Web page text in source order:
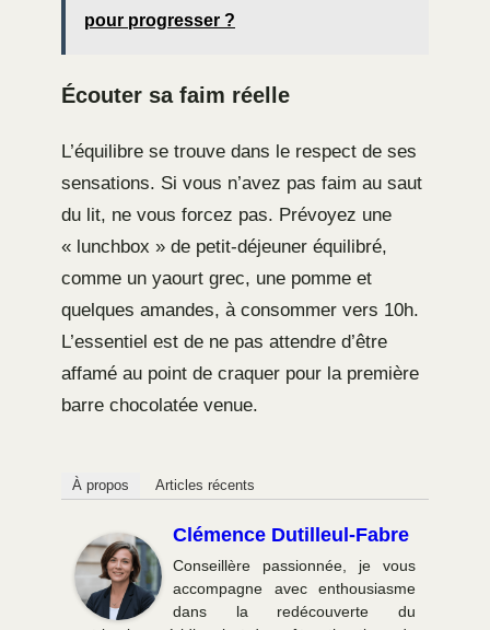
pour progresser ?
Écouter sa faim réelle
L’équilibre se trouve dans le respect de ses
sensations. Si vous n’avez pas faim au saut
du lit, ne vous forcez pas. Prévoyez une
« lunchbox » de petit-déjeuner équilibré,
comme un yaourt grec, une pomme et
quelques amandes, à consommer vers 10h.
L’essentiel est de ne pas attendre d’être
affamé au point de craquer pour la première
barre chocolatée venue.
À propos Articles récents
Clémence Dutilleul-Fabre
Conseillère passionnée, je vous
accompagne avec enthousiasme
dans la redécouverte du